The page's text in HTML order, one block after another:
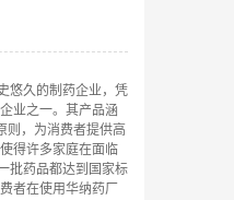
悠久的制药企业，凭
业之一。其产品涵
则，为消费者提供高
得许多家庭在面临
批药品都达到国家标
者在使用华纳药厂